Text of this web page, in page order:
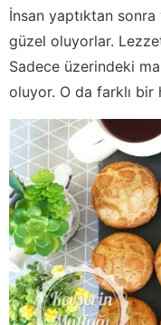
İnsan yaptıktan
güzel oluyorlar.
Sadece üzerindeki
oluyor. O da farklı bir